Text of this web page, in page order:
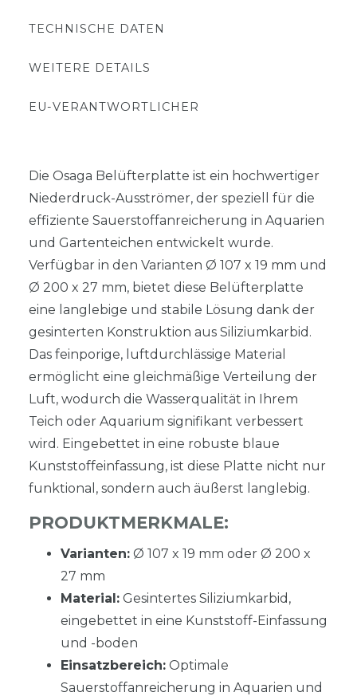
TECHNISCHE DATEN
WEITERE DETAILS
EU-VERANTWORTLICHER
Die Osaga Belüfterplatte ist ein hochwertiger
Niederdruck-Ausströmer, der speziell für die
effiziente Sauerstoffanreicherung in Aquarien
und Gartenteichen entwickelt wurde.
Verfügbar in den Varianten Ø 107 x 19 mm und
Ø 200 x 27 mm, bietet diese Belüfterplatte
eine langlebige und stabile Lösung dank der
gesinterten Konstruktion aus Siliziumkarbid.
Das feinporige, luftdurchlässige Material
ermöglicht eine gleichmäßige Verteilung der
Luft, wodurch die Wasserqualität in Ihrem
Teich oder Aquarium signifikant verbessert
wird. Eingebettet in eine robuste blaue
Kunststoffeinfassung, ist diese Platte nicht nur
funktional, sondern auch äußerst langlebig.
PRODUKTMERKMALE:
Varianten: Ø 107 x 19 mm oder Ø 200 x
27 mm
Material: Gesintertes Siliziumkarbid,
eingebettet in eine Kunststoff-Einfassung
und -boden
Einsatzbereich: Optimale
Sauerstoffanreicherung in Aquarien und